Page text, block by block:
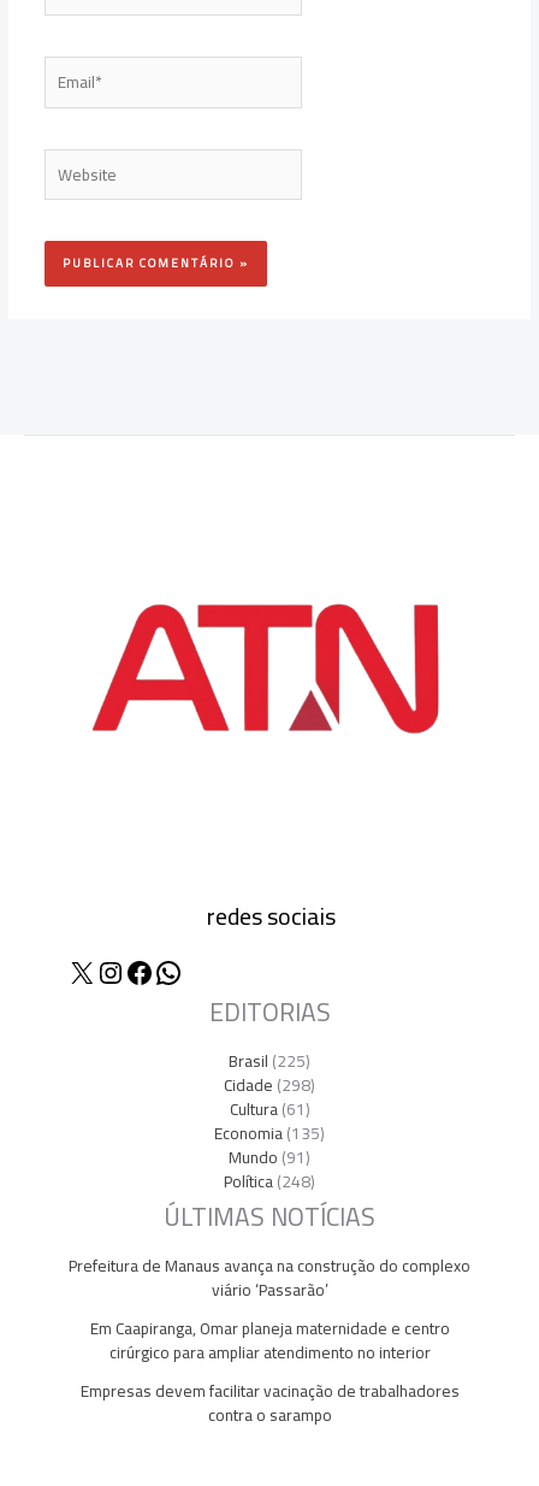
Email*
Website
redes sociais
X Instagram
Facebook
WhatsApp
EDITORIAS
Brasil(225)
Cidade(298)
Cultura(61)
Economia(135)
Mundo(91)
Política(248)
ÚLTIMAS NOTÍCIAS
Prefeitura de Manaus avança na construção do complexo
viário ‘Passarão’
Em Caapiranga, Omar planeja maternidade e centro
cirúrgico para ampliar atendimento no interior
Empresas devem facilitar vacinação de trabalhadores
contra o sarampo